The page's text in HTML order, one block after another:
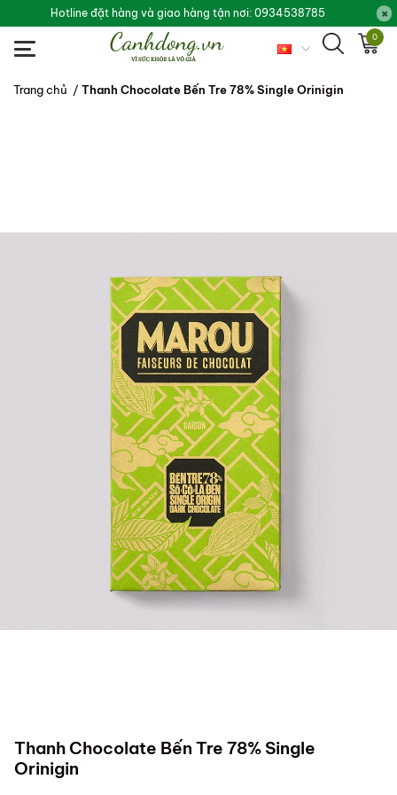
Hotline đặt hàng và giao hàng tận nơi: 0934538785
0
Trang chủ / Thanh Chocolate Bến Tre 78% Single Orinigin
Thanh Chocolate Bến Tre 78% Single
Orinigin